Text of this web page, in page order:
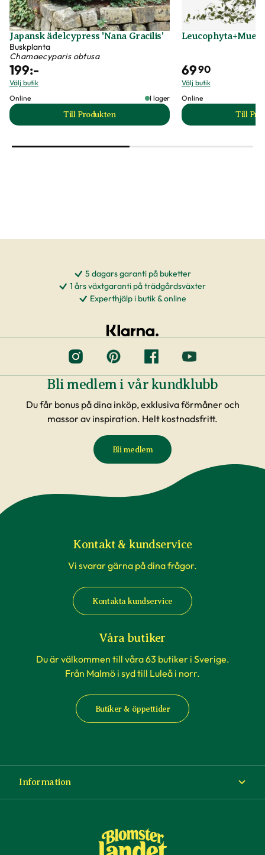
Japansk ädelcypress 'Nana Gracilis'
Buskplanta
Chamaecyparis obtusa
199:-
Välj butik
Online
I lager
Till Produkten
till Japansk ädelcypress 'Nana Gracilis'
6990
Välj butik
Online
Till
5 dagars garanti på buketter
1 års växtgaranti på trädgårdsväxter
Experthjälp i butik & online
Bli medlem i vår kundklubb
Du får bonus på dina inköp, exklusiva förmåner och
massor av inspiration. Helt kostnadsfritt.
Bli medlem
Kontakt & kundservice
Vi svarar gärna på dina frågor.
Kontakta kundservice
Våra butiker
Du är välkommen till våra 63 butiker i Sverige.
Från Malmö i syd till Luleå i norr.
Butiker & öppettider
Information
Köp- och leveransvillkor